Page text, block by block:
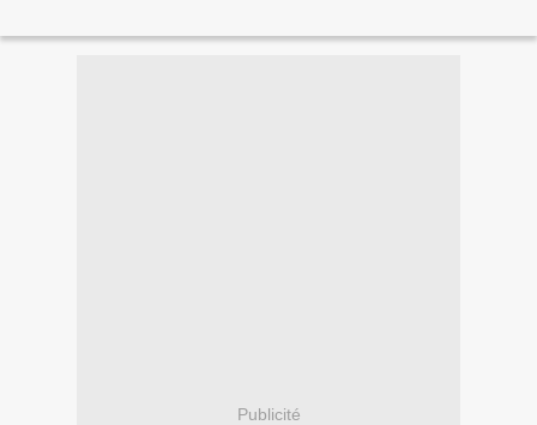
Publicité